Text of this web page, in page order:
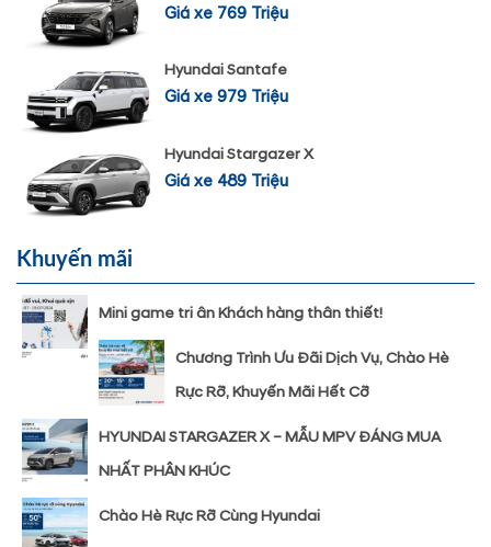
Giá xe 769 Triệu
Hyundai Santafe
Giá xe 979 Triệu
Hyundai Stargazer X
Giá xe 489 Triệu
Khuyến mãi
Mini game tri ân Khách hàng thân thiết!
Chương Trình Ưu Đãi Dịch Vụ, Chào Hè
Rực Rỡ, Khuyến Mãi Hết Cỡ
HYUNDAI STARGAZER X – MẪU MPV ĐÁNG MUA
NHẤT PHÂN KHÚC
Chào Hè Rực Rỡ Cùng Hyundai